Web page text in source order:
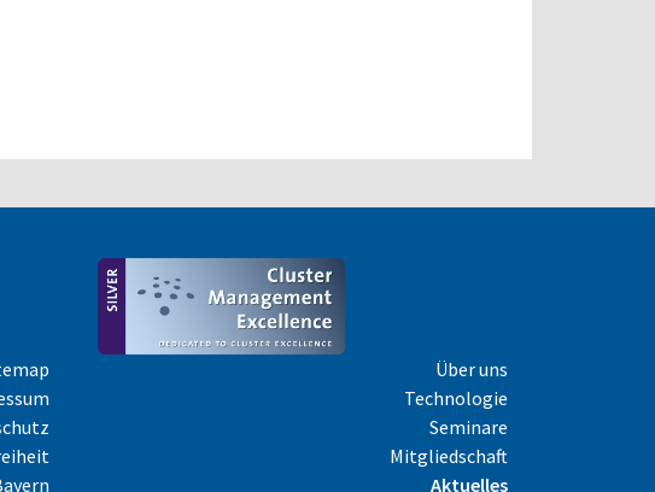
Über uns
Technologie
Seminare
Mitgliedschaft
Aktuelles